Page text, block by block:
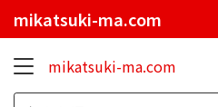
mikatsuki-ma.com
mikatsuki-ma.com